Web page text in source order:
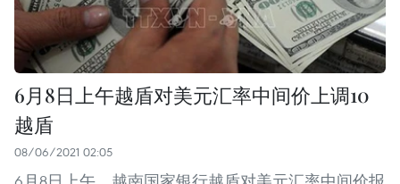
6月8日上午越盾对美元汇率中间价上调10
越盾
08/06/2021 02:05